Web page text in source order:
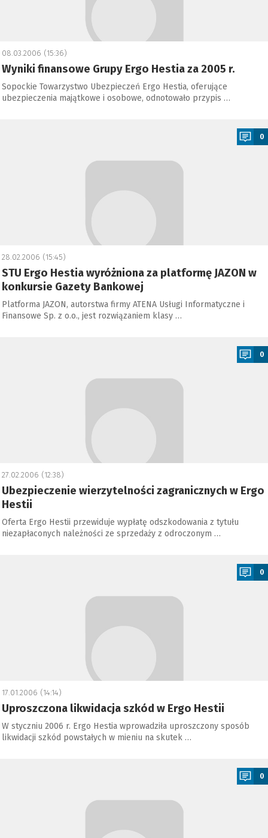
08.03.2006 (15:36)
Wyniki finansowe Grupy Ergo Hestia za 2005 r.
Sopockie Towarzystwo Ubezpieczeń Ergo Hestia, oferujące
ubezpieczenia majątkowe i osobowe, odnotowało przypis …
0
28.02.2006 (15:45)
STU Ergo Hestia wyróżniona za platformę JAZON w
konkursie Gazety Bankowej
Platforma JAZON, autorstwa firmy ATENA Usługi Informatyczne i
Finansowe Sp. z o.o., jest rozwiązaniem klasy …
0
27.02.2006 (12:38)
Ubezpieczenie wierzytelności zagranicznych w Ergo
Hestii
Oferta Ergo Hestii przewiduje wypłatę odszkodowania z tytułu
niezapłaconych należności ze sprzedaży z odroczonym …
0
17.01.2006 (14:14)
Uproszczona likwidacja szkód w Ergo Hestii
W styczniu 2006 r. Ergo Hestia wprowadziła uproszczony sposób
likwidacji szkód powstałych w mieniu na skutek …
0